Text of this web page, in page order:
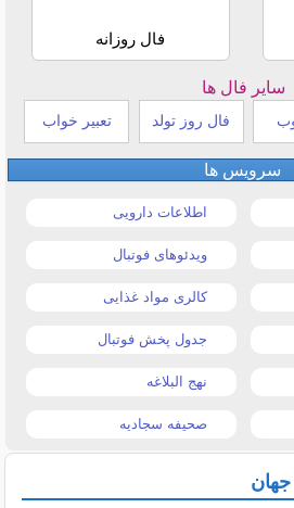
فال روزانه
سایر فال ها
فال روز تولد تعبیر خواب
سرویس ها
اطلاعات دارویی
ویدئوهای فوتبال
کالری مواد غذایی
جدول پخش فوتبال
نهج البلاغه
صحیفه سجادیه
جهان